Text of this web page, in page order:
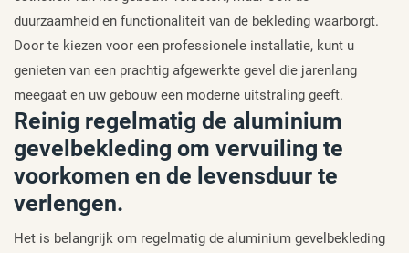
duurzaamheid en functionaliteit van de bekleding waarborgt.
Door te kiezen voor een professionele installatie, kunt u
genieten van een prachtig afgewerkte gevel die jarenlang
meegaat en uw gebouw een moderne uitstraling geeft.
Reinig regelmatig de aluminium
gevelbekleding om vervuiling te
voorkomen en de levensduur te
verlengen.
Het is belangrijk om regelmatig de aluminium gevelbekleding